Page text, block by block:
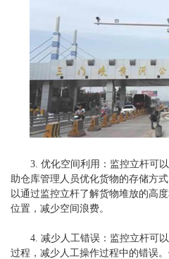
3. 优化空间利用：监控立杆可
助仓库管理人员优化货物的存储方
以通过监控立杆了解货物堆放的高
位置，减少空间浪费。
4. 减少人工错误：监控立杆可
过程，减少人工操作过程中的错误